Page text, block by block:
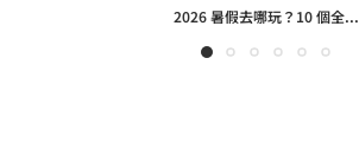
2026 暑假去哪玩？10 個全...